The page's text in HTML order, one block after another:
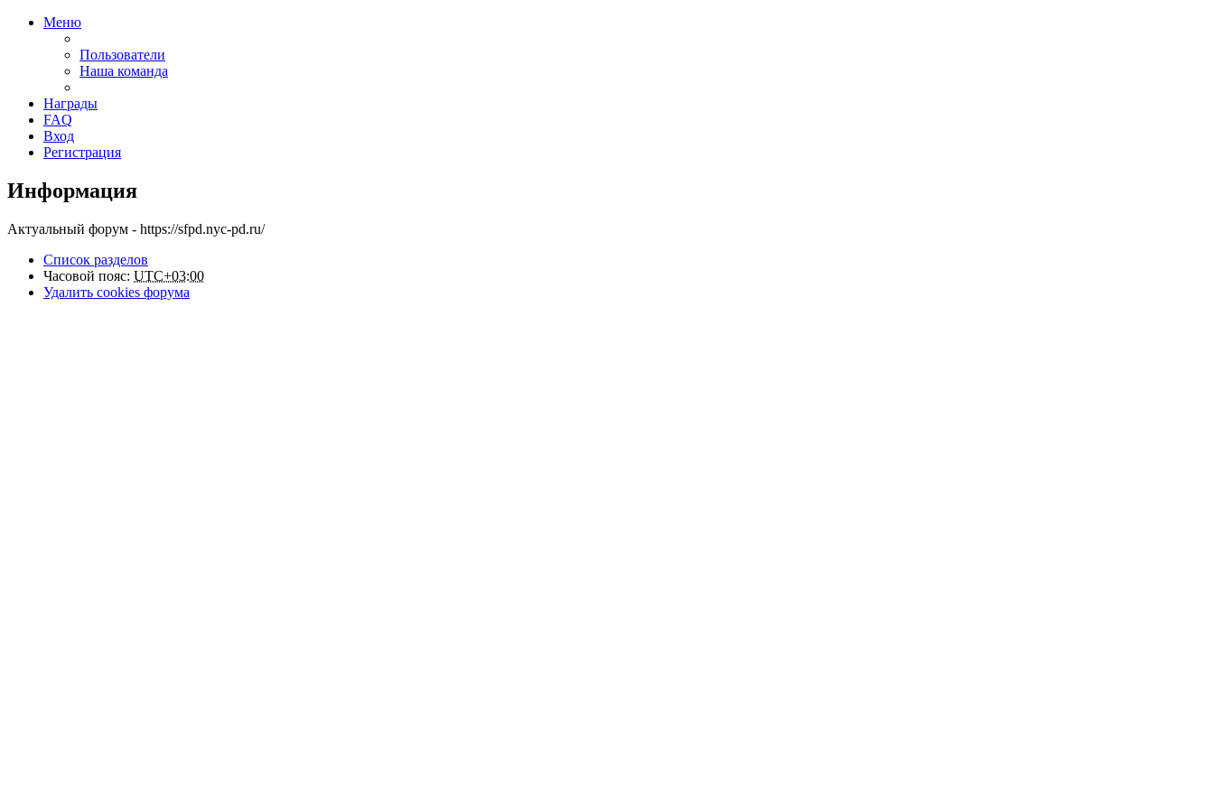
Меню
Пользователи
Наша команда
Награды
FAQ
Вход
Регистрация
Информация
Актуальный форум - https://sfpd.nyc-pd.ru/
Список разделов
Часовой пояс: UTC+03:00
Удалить cookies форума